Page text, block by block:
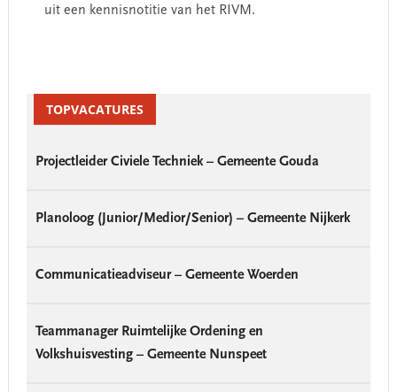
uit een kennisnotitie van het RIVM.
SidebarTOPVACATURES
Projectleider Civiele Techniek – Gemeente Gouda
Planoloog (Junior/Medior/Senior) – Gemeente Nijkerk
Communicatieadviseur – Gemeente Woerden
Teammanager Ruimtelijke Ordening en
Volkshuisvesting – Gemeente Nunspeet